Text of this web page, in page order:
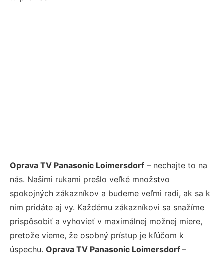
Oprava TV Panasonic Loimersdorf – nechajte to na
nás. Našimi rukami prešlo veľké množstvo
spokojných zákazníkov a budeme veľmi radi, ak sa k
nim pridáte aj vy. Každému zákazníkovi sa snažíme
prispôsobiť a vyhovieť v maximálnej možnej miere,
pretože vieme, že osobný prístup je kľúčom k
úspechu. Oprava TV Panasonic Loimersdorf –